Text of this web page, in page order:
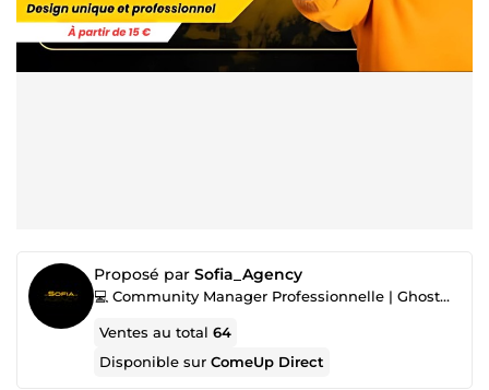
Proposé par Sofia_Agency
💻 Community Manager Professionnelle | Ghostwriter |
Ventes au total64
Disponible surComeUp Direct